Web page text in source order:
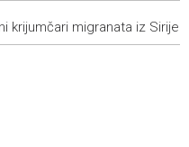
ujedinjene protiv
krijumčari migranata iz Sirije